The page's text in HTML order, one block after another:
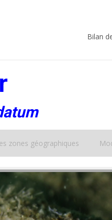
Bilan
zones géographiques